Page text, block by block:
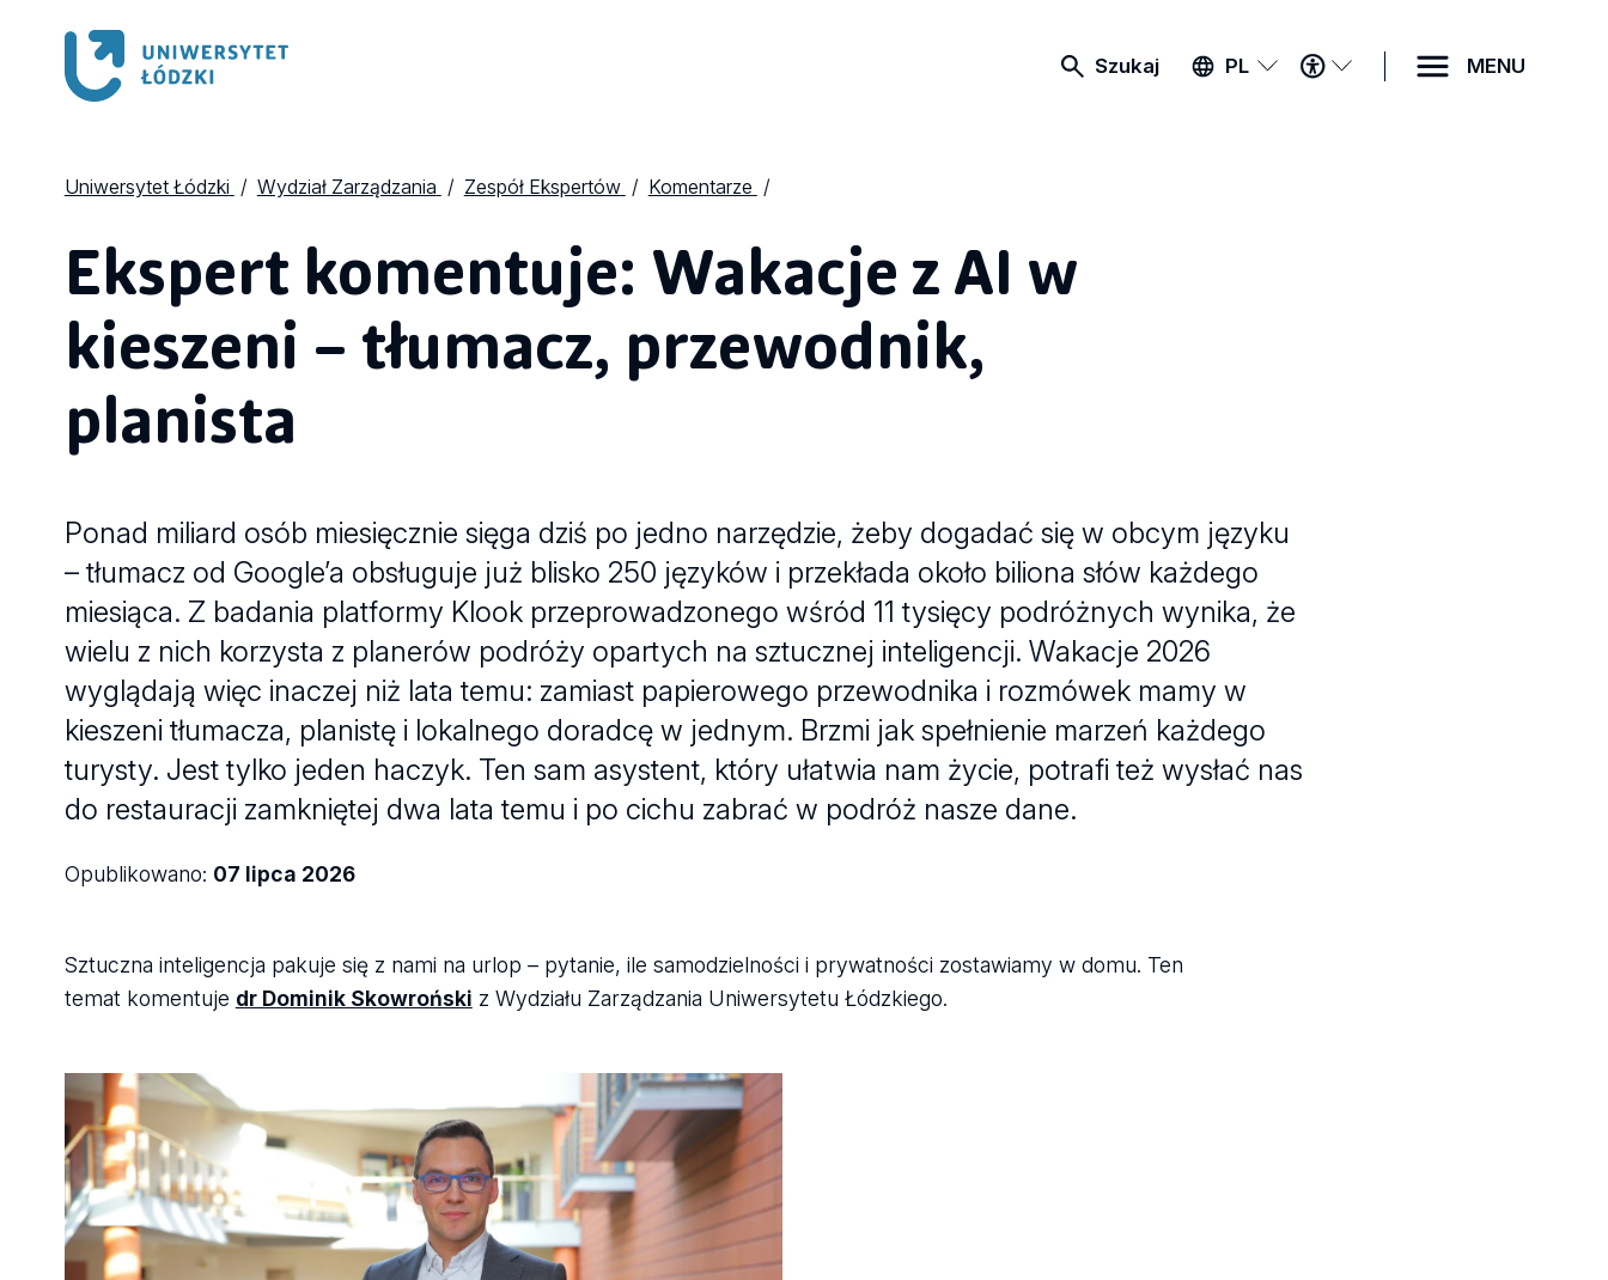
Szukaj PL
MENU
DOSTĘPNOŚCI
MENU
Uniwersytet Łódzki Wydział Zarządzania Zespół Ekspertów Komentarze
Ekspert komentuje: Wakacje z AI w
kieszeni – tłumacz, przewodnik,
planista
Ponad miliard osób miesięcznie sięga dziś po jedno narzędzie, żeby dogadać się w obcym języku
– tłumacz od Google’a obsługuje już blisko 250 języków i przekłada około biliona słów każdego
miesiąca. Z badania platformy Klook przeprowadzonego wśród 11 tysięcy podróżnych wynika, że
wielu z nich korzysta z planerów podróży opartych na sztucznej inteligencji. Wakacje 2026
wyglądają więc inaczej niż lata temu: zamiast papierowego przewodnika i rozmówek mamy w
kieszeni tłumacza, planistę i lokalnego doradcę w jednym. Brzmi jak spełnienie marzeń każdego
turysty. Jest tylko jeden haczyk. Ten sam asystent, który ułatwia nam życie, potrafi też wysłać nas
do restauracji zamkniętej dwa lata temu i po cichu zabrać w podróż nasze dane.
Opublikowano: 07 lipca 2026
Sztuczna inteligencja pakuje się z nami na urlop – pytanie, ile samodzielności i prywatności zostawiamy w domu. Ten
temat komentuje dr Dominik Skowroński z Wydziału Zarządzania Uniwersytetu Łódzkiego.